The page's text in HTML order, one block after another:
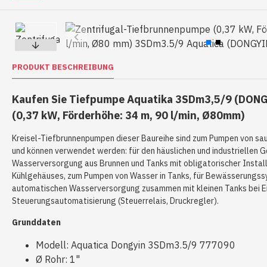
PRODUKT BESCHREIBUNG
Kaufen Sie Tiefpumpe Aquatika 3SDm3,5/9
(0,37 kW, Förderhöhe: 34 m, 90 l/min, Ø80mm)
Kreisel-Tiefbrunnenpumpen dieser Baureihe sind zum Pumpen von
und können verwendet werden: für den häuslichen und industriellen
Wasserversorgung aus Brunnen und Tanks mit obligatorischer
Kühlgehäuses, zum Pumpen von Wasser in Tanks, für
automatischen Wasserversorgung zusammen mit kleinen Tanks bei
Steuerungsautomatisierung (Steuerrelais, Druckregler).
Grunddaten
Modell: Aquatica Dongyin 3SDm3.5/9 777090
Ø Rohr: 1"